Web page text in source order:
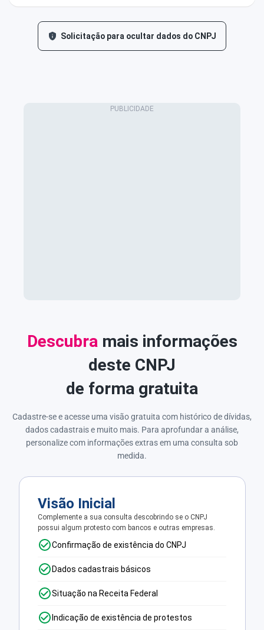
Solicitação para ocultar dados do CNPJ
Descubra mais informações
deste CNPJ
de forma gratuita
Cadastre-se e acesse uma visão gratuita com histórico de dívidas,
dados cadastrais e muito mais. Para aprofundar a análise,
personalize com informações extras em uma consulta sob
medida.
Visão Inicial
Complemente a sua consulta descobrindo se o CNPJ
possui algum protesto com bancos e outras empresas.
Confirmação de existência do CNPJ
Dados cadastrais básicos
Situação na Receita Federal
Indicação de existência de protestos